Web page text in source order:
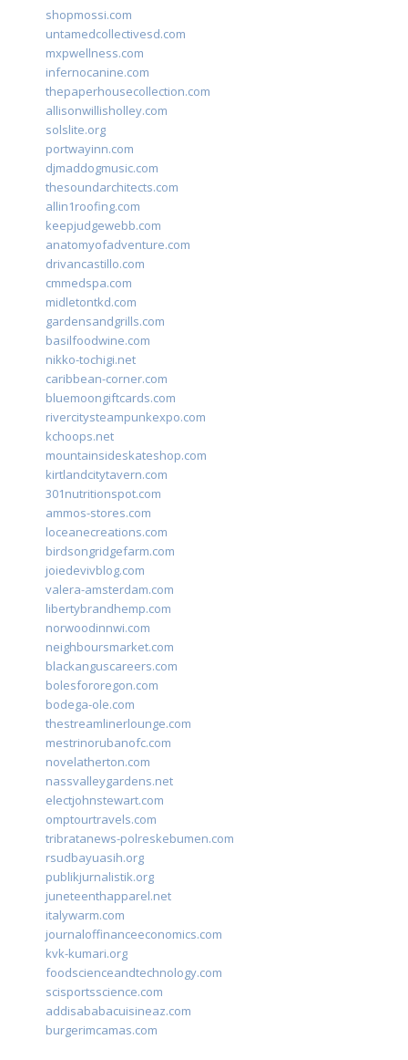
shopmossi.com
untamedcollectivesd.com
mxpwellness.com
infernocanine.com
thepaperhousecollection.com
allisonwillisholley.com
solslite.org
portwayinn.com
djmaddogmusic.com
thesoundarchitects.com
allin1roofing.com
keepjudgewebb.com
anatomyofadventure.com
drivancastillo.com
cmmedspa.com
midletontkd.com
gardensandgrills.com
basilfoodwine.com
nikko-tochigi.net
caribbean-corner.com
bluemoongiftcards.com
rivercitysteampunkexpo.com
kchoops.net
mountainsideskateshop.com
kirtlandcitytavern.com
301nutritionspot.com
ammos-stores.com
loceanecreations.com
birdsongridgefarm.com
joiedevivblog.com
valera-amsterdam.com
libertybrandhemp.com
norwoodinnwi.com
neighboursmarket.com
blackanguscareers.com
bolesfororegon.com
bodega-ole.com
thestreamlinerlounge.com
mestrinorubanofc.com
novelatherton.com
nassvalleygardens.net
electjohnstewart.com
omptourtravels.com
tribratanews-polreskebumen.com
rsudbayuasih.org
publikjurnalistik.org
juneteenthapparel.net
italywarm.com
journaloffinanceeconomics.com
kvk-kumari.org
foodscienceandtechnology.com
scisportsscience.com
addisababacuisineaz.com
burgerimcamas.com